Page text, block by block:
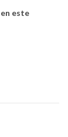
este